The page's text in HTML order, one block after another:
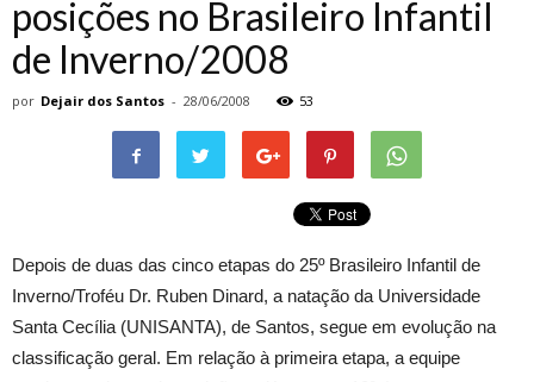
posições no Brasileiro Infantil
de Inverno/2008
por Dejair dos Santos - 28/06/2008 53
Depois de duas das cinco etapas do 25º Brasileiro Infantil de
Inverno/Troféu Dr. Ruben Dinard, a natação da Universidade
Santa Cecília (UNISANTA), de Santos, segue em evolução na
classificação geral. Em relação à primeira etapa, a equipe